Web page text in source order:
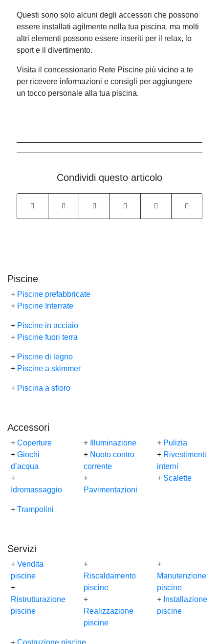
Questi sono solo alcuni degli accessori che possono
essere installati agilmente nella tua piscina, ma molti
altri elementi possono essere inseriti per il relax, lo
sport e il divertimento.
Visita il concessionario Rete Piscine più vicino a te
per ricevere informazioni e consigli per aggiungere
un tocco personale alla tua piscina.
Condividi questo articolo
Piscine
+ Piscine prefabbricate
+ Piscine Interrate
+ Piscine in acciaio
+ Piscine fuori terra
+ Piscine di legno
+ Piscine a skimmer
+ Piscina a sfioro
Accessori
+ Coperture
+ Giochi
d’acqua
+
Idromassaggio
+
Illuminazione
+ Nuoto contro
corrente
+
Pavimentazioni
+ Pulizia
+ Rivestimenti
interni
+ Scalette
+ Trampolini
Servizi
+ Vendita
piscine
+
Ristrutturazione
piscine
+
Riscaldamento
piscine
+
Realizzazione
piscine
+
Manutenzione
piscine
+ Installazione
piscine
+ Costruzione piscine